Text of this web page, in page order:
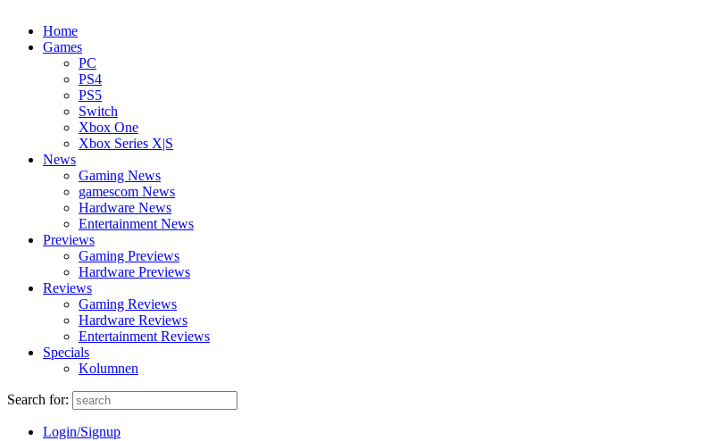
Home
Games
PC
PS4
PS5
Switch
Xbox One
Xbox Series X|S
News
Gaming News
gamescom News
Hardware News
Entertainment News
Previews
Gaming Previews
Hardware Previews
Reviews
Gaming Reviews
Hardware Reviews
Entertainment Reviews
Specials
Kolumnen
Search for:
Login/Signup